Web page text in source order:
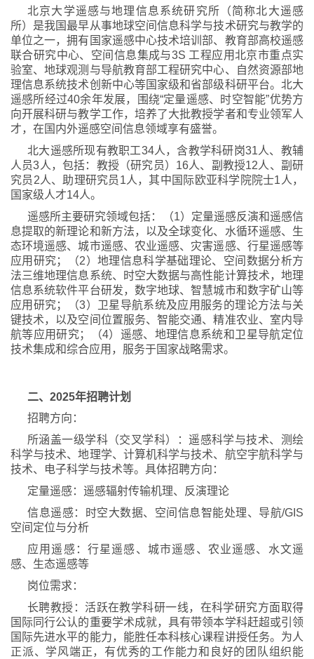
北京大学遥感与地理信息系统研究所（简称北大遥感
所）是我国最早从事地球空间信息科学与技术研究与教学的
单位之一，拥有国家遥感中心技术培训部、教育部高校遥感
联合研究中心、空间信息集成与3S 工程应用北京市重点实
验室、地球观测与导航教育部工程研究中心、自然资源部地
理信息系统技术创新中心等国家级和省部级科研平台。北大
遥感所经过40余年发展，围绕“定量遥感、时空智能”优势方
向开展科研与教学工作，培养了大批教授学者和专业领军人
才，在国内外遥感空间信息领域享有盛誉。
北大遥感所现有教职工34人，含教学科研岗31人、教辅
人员3人，包括：教授（研究员）16人、副教授12人、副研
究员2人、助理研究员1人，其中国际欧亚科学院院士1人，
国家级人才14人。
遥感所主要研究领域包括：（1）定量遥感反演和遥感信
息提取的新理论和新方法，以及全球变化、水循环遥感、生
态环境遥感、城市遥感、农业遥感、灾害遥感、行星遥感等
应用研究；（2）地理信息科学基础理论、空间数据分析方
法三维地理信息系统、时空大数据与高性能计算技术，地理
信息系统软件平台研发，数字地球、智慧城市和数字矿山等
应用研究；（3）卫星导航系统及应用服务的理论方法与关
键技术，以及空间位置服务、智能交通、精准农业、室内导
航等应用研究；（4）遥感、地理信息系统和卫星导航定位
技术集成和综合应用，服务于国家战略需求。
二、2025年招聘计划
招聘方向：
所涵盖一级学科（交叉学科）：遥感科学与技术、测绘
科学与技术、地理学、计算机科学与技术、航空宇航科学与
技术、电子科学与技术等。具体招聘方向：
定量遥感：遥感辐射传输机理、反演理论
信息遥感：时空大数据、空间信息智能处理、导航/GIS
空间定位与分析
应用遥感：行星遥感、城市遥感、农业遥感、水文遥
感、生态遥感等
岗位需求：
长聘教授：活跃在教学科研一线，在科学研究方面取得
国际同行公认的重要学术成就，具有带领本学科赶超或引领
国际先进水平的能力，能胜任本科核心课程讲授任务。为人
正派、学风端正，有优秀的工作能力和良好的团队组织能